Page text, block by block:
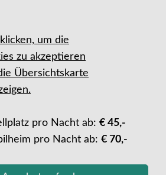
um die
zu akzeptieren
Übersichtskarte
pro Nacht ab: € 45,-
pro Nacht ab: € 70,-